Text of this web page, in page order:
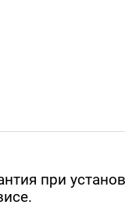
при